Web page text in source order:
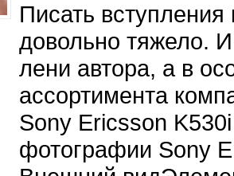
Писать
довольно тяжело.
лени автора, а в
ассортимента
Sony Ericsson
фотографии Sony